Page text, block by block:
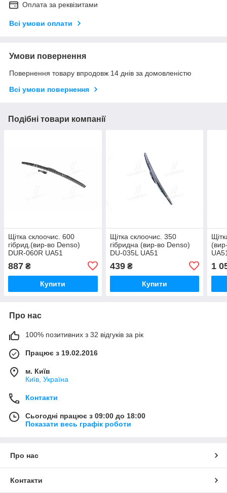
Оплата за реквізитами
Всі умови оплати
Умови повернення
Повернення товару впродовж 14 днів за домовленістю
Всі умови повернення
Подібні товари компанії
Щітка склоочис. 600
гібрид.(вир-во Denso)
DUR-060R UA51
887 ₴
Купити
Щітка склоочис. 350
гібридна (вир-во Denso)
DU-035L UA51
439₴
Купити
1
Про нас
100% позитивних з 32 відгуків за рік
Працює з 19.02.2016
м. Київ
Київ, Україна
Контакти
Сьогодні працює з 09:00 до 18:00
Показати весь графік роботи
Про нас
Контакти